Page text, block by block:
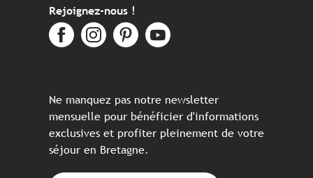
Rejoignez-nous !
Ne manquez pas notre newsletter
mensuelle pour bénéficier d'informations
exclusives et profiter pleinement de votre
séjour en Bretagne.